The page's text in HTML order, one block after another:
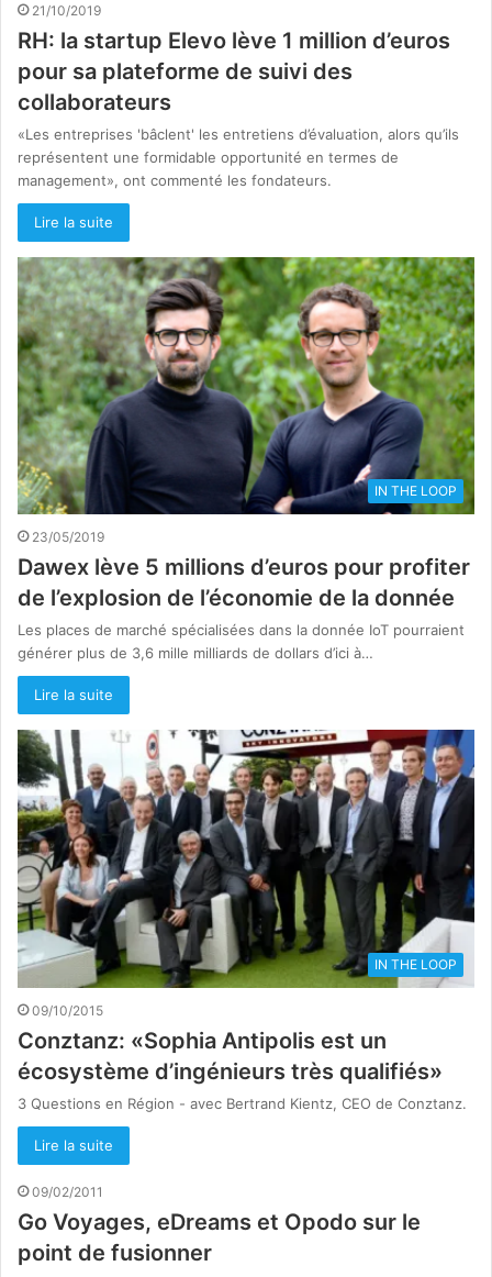
21/10/2019
RH: la startup Elevo lève 1 million d’euros
pour sa plateforme de suivi des
collaborateurs
«Les entreprises 'bâclent' les entretiens d’évaluation, alors qu’ils
représentent une formidable opportunité en termes de
management», ont commenté les fondateurs.
Lire la suite
IN THE LOOP
23/05/2019
Dawex lève 5 millions d’euros pour profiter
de l’explosion de l’économie de la donnée
Les places de marché spécialisées dans la donnée IoT pourraient
générer plus de 3,6 mille milliards de dollars d’ici à…
Lire la suite
IN THE LOOP
09/10/2015
Conztanz: «Sophia Antipolis est un
écosystème d’ingénieurs très qualifiés»
3 Questions en Région - avec Bertrand Kientz, CEO de Conztanz.
Lire la suite
09/02/2011
Go Voyages, eDreams et Opodo sur le
point de fusionner